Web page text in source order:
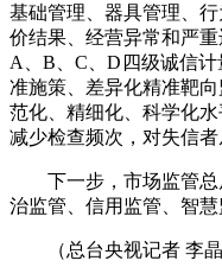
基础管理、器具管理、
价结果、经营异常和严
A、B、C、D四级诚信
准施策、差异化精准靶
范化、精细化、科学化
减少检查频次，对失信者
下一步，市场监管总
治监管、信用监管、智慧
（总台央视记者 李晶